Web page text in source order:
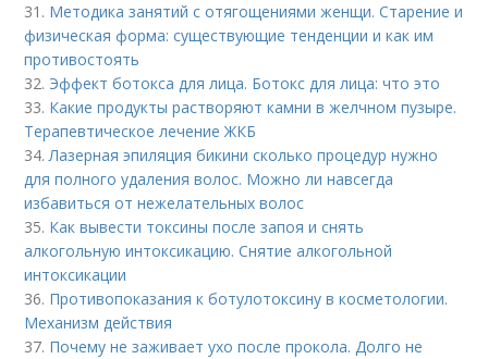
31. Методика занятий с отягощениями женщи. Старение и
физическая форма: существующие тенденции и как им
противостоять
32. Эффект ботокса для лица. Ботокс для лица: что это
33. Какие продукты растворяют камни в желчном пузыре.
Терапевтическое лечение ЖКБ
34.Лазерная эпиляция бикини сколько процедур нужно
для полного удаления волос. Можно ли навсегда
избавиться от нежелательных волос
35. Как вывести токсины после запоя и снять
алкогольную интоксикацию. Снятие алкогольной
интоксикации
36. Противопоказания к ботулотоксину в косметологии.
Механизм действия
37. Почему не заживает ухо после прокола. Долго не